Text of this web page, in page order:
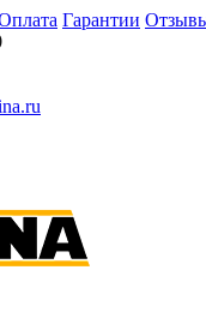
Гарантии